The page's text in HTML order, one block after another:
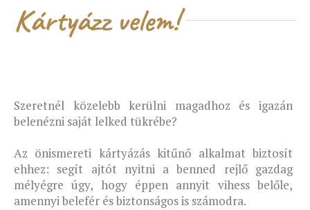
Kártyázz velem!
Szeretnél közelebb kerülni magadhoz és igazán
belenézni saját lelked tükrébe?
Az önismereti kártyázás kitűnő alkalmat biztosít
ehhez: segít ajtót nyitni a benned rejlő gazdag
mélyégre úgy, hogy éppen annyit vihess belőle,
amennyi belefér és biztonságos is számodra.